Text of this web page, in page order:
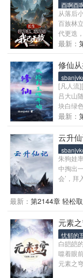
酉啊酉
从落后
百族林
代更迭
明而恐
界，以
时间，
入侵，
…… 姜瀚
我通常
年。 不
灭种时
笑，就
吃炸洋
魔族惨
地。 “
最新：
修仙
[凡人流
吕大山
块白绿
因此进
开启了
最新：
云升
朱狗娃
中掏出
会’，拜
这颗珠
仙人行列
最新： 第2144章 轻松
元素
忧郁的
白皑皑
噬着眼
元素之